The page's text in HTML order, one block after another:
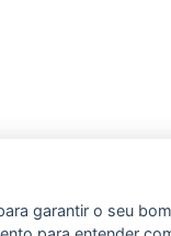
garantir o seu